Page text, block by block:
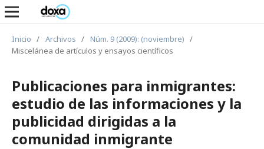
Inicio / Archivos / Núm. 9 (2009): (noviembre) /
Miscelánea de artículos y ensayos científicos
Publicaciones para inmigrantes:
estudio de las informaciones y la
publicidad dirigidas a la
comunidad inmigrante